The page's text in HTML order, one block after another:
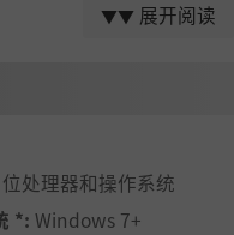
气质将考验你的管理敏锐
影视觉
制作的核心，你不只是
利用我们创新的 Direct
方面 - 从选择演员和设计
▼▼ 展开阅读
处理器和操作系统
*: Windows 7+